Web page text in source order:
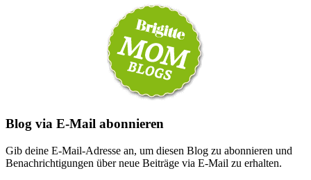
Blog via E-Mail abonnieren
Gib deine E-Mail-Adresse an, um diesen Blog zu abonnieren und
Benachrichtigungen über neue Beiträge via E-Mail zu erhalten.